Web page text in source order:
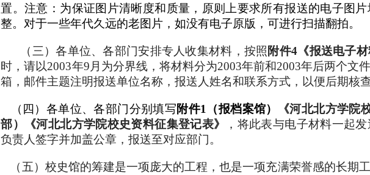
置。注意：为保证图片清晰度和质量，原则上要求所有报送的电子图
整。对于一些年代久远的老图片，如没有电子原版，可进行扫描翻拍。
（三）各单位、各部门安排专人收集材料，按照 附件4《报送电子材
时，请以2003年9月为分界线，将材料分为2003年前和2003年后两个文
箱，邮件主题注明报送单位名称，报送人姓名和联系方式，以便后期核查
（四）各单位、各部门分别填写附件1（报档案馆） 《河北北方学院
部）《河北北方学院校史资料征集登记表》
，将此表与电子材料一起
负责人签字并加盖公章，报送至对应部门。
（五）校史馆的筹建是一项庞大的工程，也是一项充满荣誉感的长期